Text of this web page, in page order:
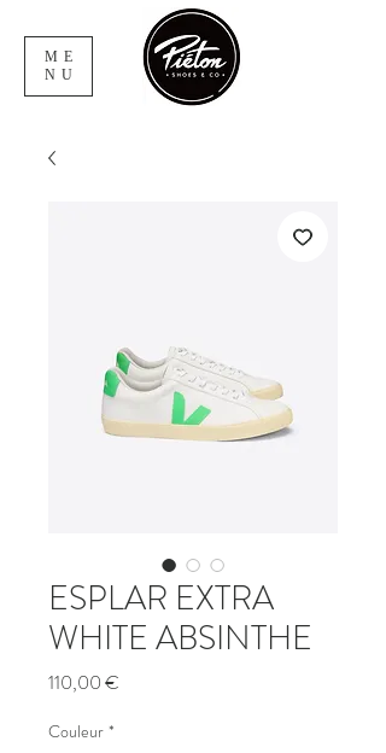
ME
NU
ESPLAR EXTRA
WHITE ABSINTHE
110,00 €
Couleur *